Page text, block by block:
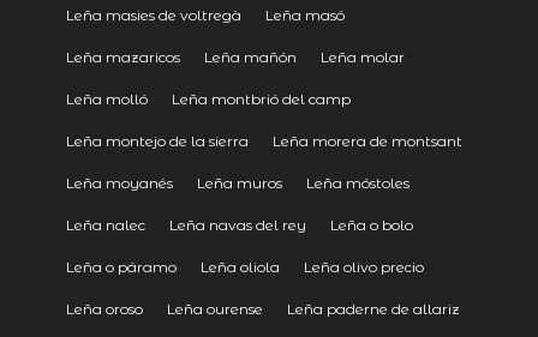
Leña masies de voltregà Leña masó
Leña mazaricos Leña mañón Leña molar
Leña molló Leña montbrió del camp
Leña montejo de la sierra Leña morera de montsant
Leña moyanés Leña muros Leña móstoles
Leña nalec Leña navas del rey Leña o bolo
Leña o páramo Leña oliola Leña olivo precio
Leña oroso Leña ourense Leña paderne de allariz